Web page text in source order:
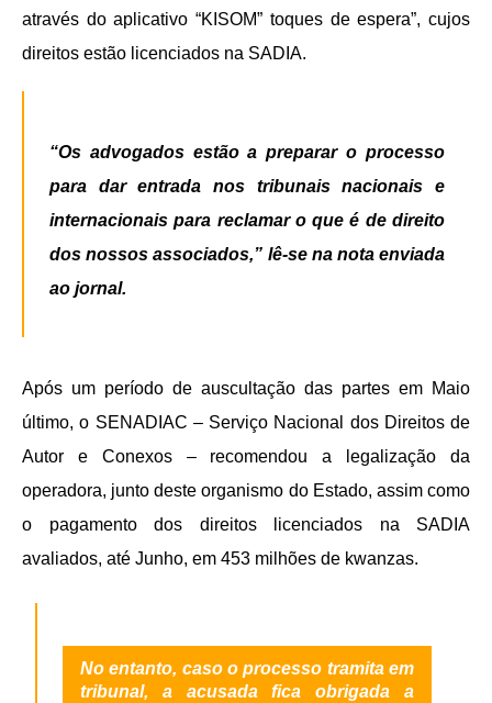
através do aplicativo “KISOM” toques de espera”, cujos
direitos estão licenciados na SADIA.
“Os advogados estão a preparar o processo
para dar entrada nos tribunais nacionais e
internacionais para reclamar o que é de direito
dos nossos associados,” lê-se na nota enviada
ao jornal.
Após um período de auscultação das partes em Maio
último, o SENADIAC – Serviço Nacional dos Direitos de
Autor e Conexos – recomendou a legalização da
operadora, junto deste organismo do Estado, assim como
o pagamento dos direitos licenciados na SADIA
avaliados, até Junho, em 453 milhões de kwanzas.
No entanto, caso o processo tramita em
tribunal, a acusada fica obrigada a